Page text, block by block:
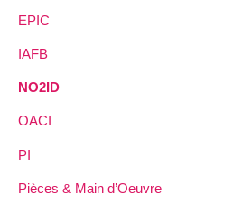
EPIC
IAFB
NO2ID
OACI
PI
Pièces & Main d’Oeuvre